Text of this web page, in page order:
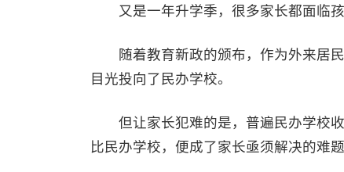
又是一年升学季，很多家长都面临孩
随着教育新政的颁布，作为外来居民
目光投向了民办学校。
但让家长犯难的是，普遍民办学校收
比民办学校，便成了家长亟须解决的难题